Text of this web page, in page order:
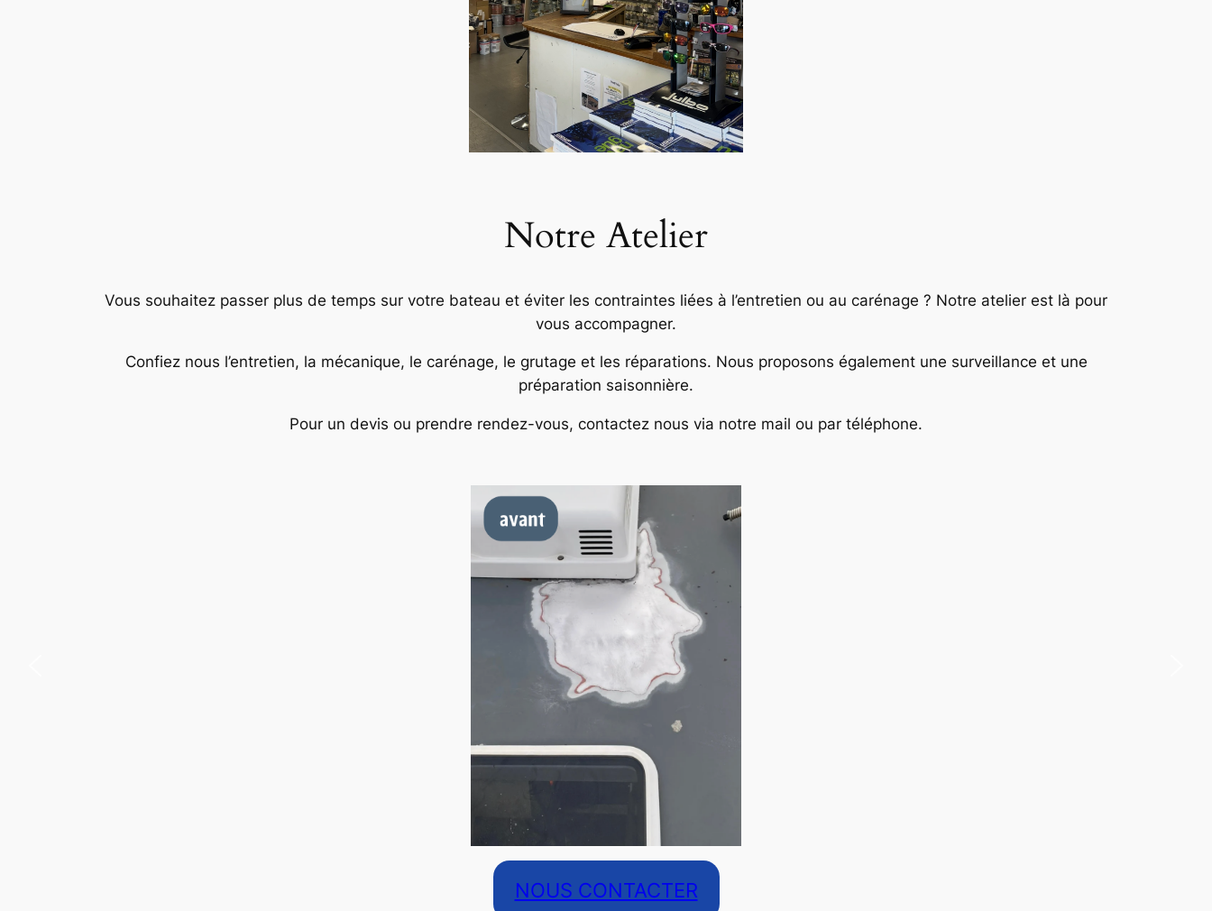
Notre Atelier
Vous souhaitez passer plus de temps sur votre bateau et éviter les contraintes liées à l’entretien ou au carénage ? Notre atelier est là pour
vous accompagner.
Confiez nous l’entretien, la mécanique, le carénage, le grutage et les réparations. Nous proposons également une surveillance et une
préparation saisonnière.
Pour un devis ou prendre rendez-vous, contactez nous via notre mail ou par téléphone.
NOUS CONTACTER